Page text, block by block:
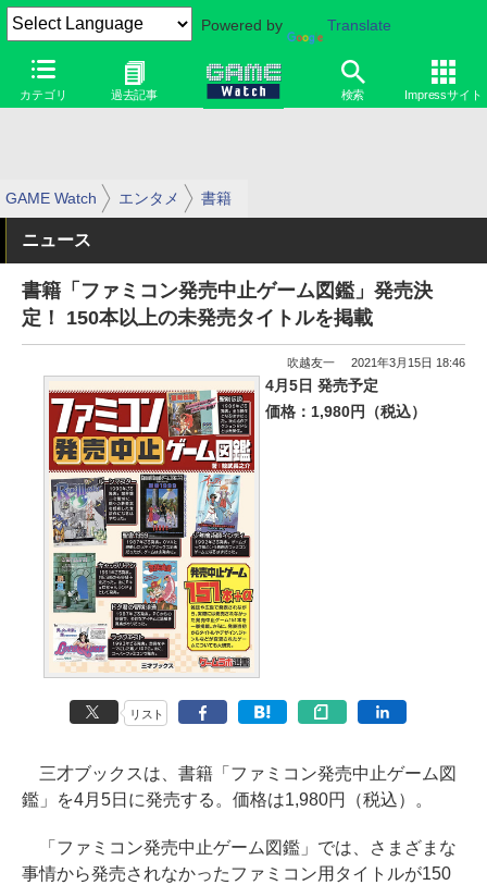
Powered by Translate
カテゴリ 過去記事 検索 Impressサイト
GAME Watch エンタメ 書籍
ニュース
書籍「ファミコン発売中止ゲーム図鑑」発売決
定！ 150本以上の未発売タイトルを掲載
吹越友一 2021年3月15日 18:46
4月5日 発売予定
価格：1,980円（税込）
リスト
三才ブックスは、書籍「ファミコン発売中止ゲーム図
鑑」を4月5日に発売する。価格は1,980円（税込）。
「ファミコン発売中止ゲーム図鑑」では、さまざまな
事情から発売されなかったファミコン用タイトルが150